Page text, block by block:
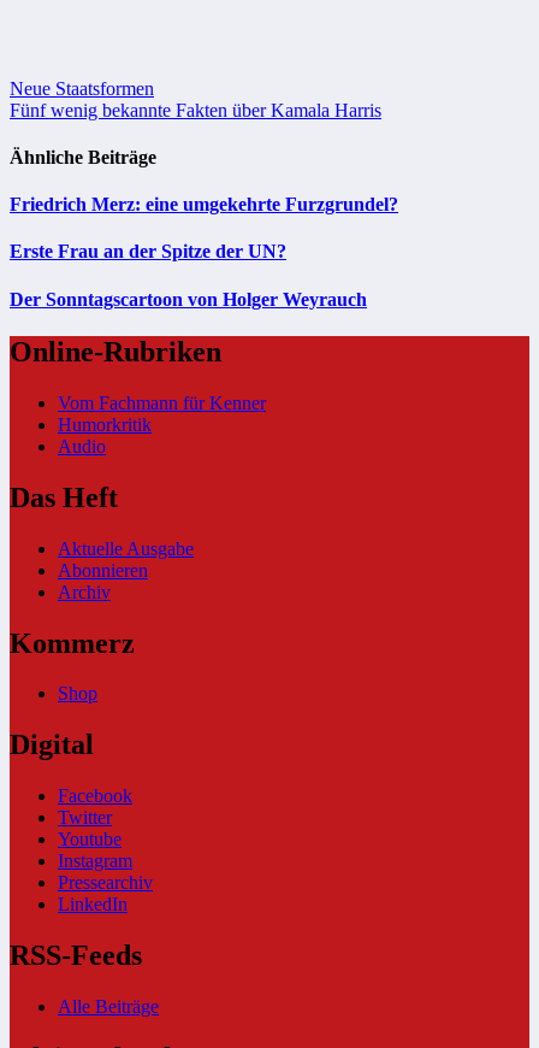
Beitragsnavigation
Neue Staatsformen
Fünf wenig bekannte Fakten über Kamala Harris
Ähnliche Beiträge
Friedrich Merz: eine umgekehrte Furzgrundel?
Erste Frau an der Spitze der UN?
Der Sonntagscartoon von Holger Weyrauch
Online-Rubriken
Vom Fachmann für Kenner
Humorkritik
Audio
Das Heft
Aktuelle Ausgabe
Abonnieren
Archiv
Kommerz
Shop
Digital
Facebook
Twitter
Youtube
Instagram
Pressearchiv
LinkedIn
RSS-Feeds
Alle Beiträge